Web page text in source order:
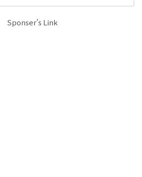
Sponser’s Link